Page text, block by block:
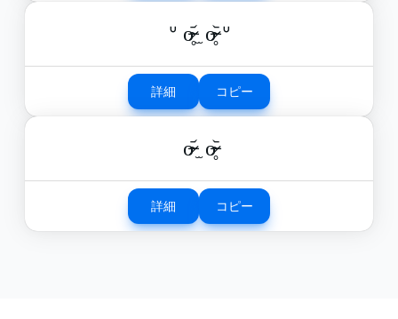
ᐡ o̴̶̷̥᷄ ̫ o̴̶̷̥᷅ ᐡ
詳細 コピー
o̴̶̷᷄ ̫ o̴̶̷̥᷅
詳細 コピー